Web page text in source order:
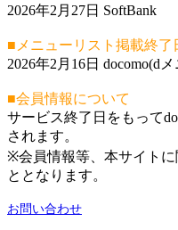
2026年2月27日 SoftBank
■メニューリスト掲載終了
2026年2月16日 docomo(d
■会員情報について
サービス終了日をもって
されます。
※会員情報等、本サイトに
ととなります。
お問い合わせ